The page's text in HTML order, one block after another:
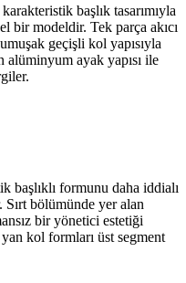
başlık tasarımıyla
bir modeldir. Tek parça akıcı
geçişli kol yapısıyla
ayak yapısı ile
formunu daha iddialı
bölümünde yer alan
bir yönetici estetiği
kol formları üst segment